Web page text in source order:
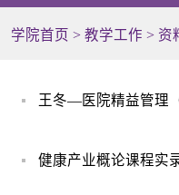
学院首页 > 教学工作 > 资
王冬—医院精益管理
健康产业概论课程实